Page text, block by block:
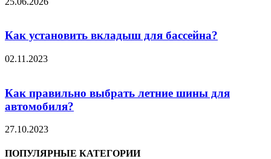
Как установить вкладыш для бассейна?
02.11.2023
Как правильно выбрать летние шины для
автомобиля?
27.10.2023
ПОПУЛЯРНЫЕ КАТЕГОРИИ